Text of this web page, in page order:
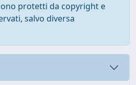
protetti da copyright e
salvo diversa